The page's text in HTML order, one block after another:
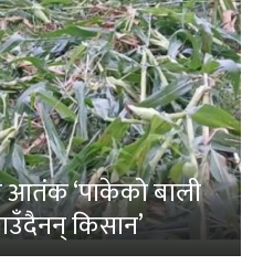
आतंक ‘पाकेको बाली
किसान’